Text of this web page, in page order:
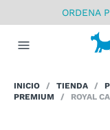
ORDENA
INICIO / TIENDA /
PREMIUM / ROYAL